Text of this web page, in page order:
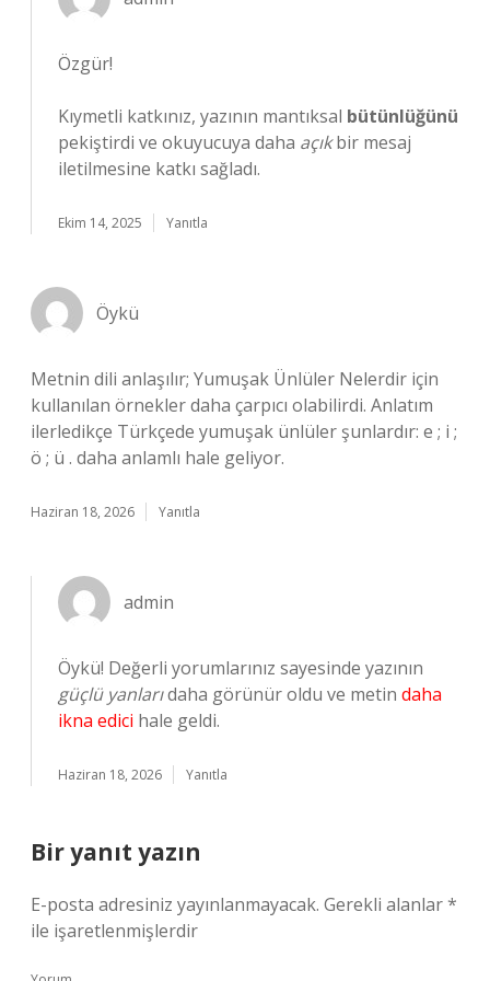
Özgür!
Kıymetli katkınız, yazının mantıksal bütünlüğünü
pekiştirdi ve okuyucuya daha açıkbir mesaj
iletilmesine katkı sağladı.
Ekim 14, 2025 Yanıtla
Öykü
Metnin dili anlaşılır; Yumuşak Ünlüler Nelerdir için
kullanılan örnekler daha çarpıcı olabilirdi. Anlatım
ilerledikçe Türkçede yumuşak ünlüler şunlardır: e ; i ;
ö ; ü . daha anlamlı hale geliyor.
Haziran 18, 2026 Yanıtla
admin
Öykü! Değerli yorumlarınız sayesinde yazının
güçlü yanlarıdaha görünür oldu ve metin daha
ikna edici hale geldi.
Haziran 18, 2026 Yanıtla
Bir yanıt yazın
E-posta adresiniz yayınlanmayacak. Gerekli alanlar*
ile işaretlenmişlerdir